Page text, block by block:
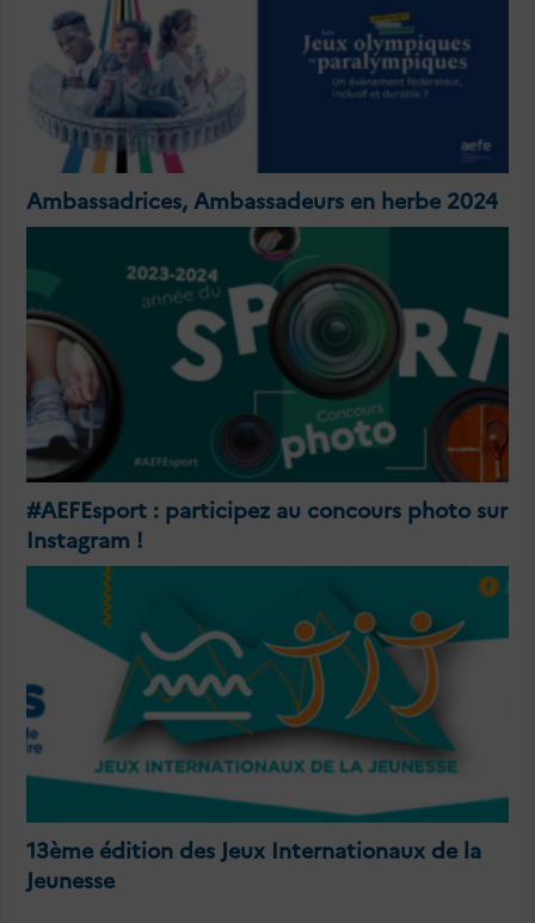
Ambassadrices, Ambassadeurs en herbe 2024
#AEFEsport : participez au concours photo sur
Instagram !
13ème édition des Jeux Internationaux de la
Jeunesse